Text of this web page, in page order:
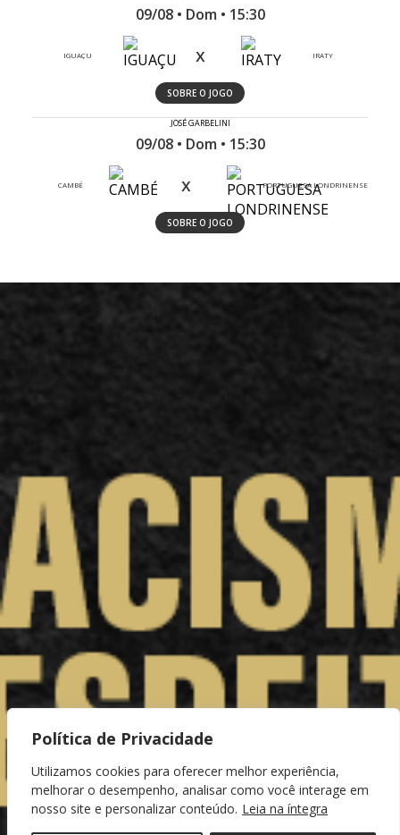
Política de Privacidade
Utilizamos cookies para oferecer melhor experiência,
melhorar o desempenho, analisar como você interage em
nosso site e personalizar conteúdo. Leia na íntegra
09/08 • Dom • 15:30
IGUAÇU x IRATY
SOBRE O JOGO
JOSÉ GARBELINI
09/08 • Dom • 15:30
CAMBÉ x PORTUGUESA LONDRINENSE
SOBRE O JOGO